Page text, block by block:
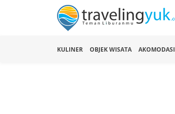
KULINER OBJEK WISATA AKOMODASI